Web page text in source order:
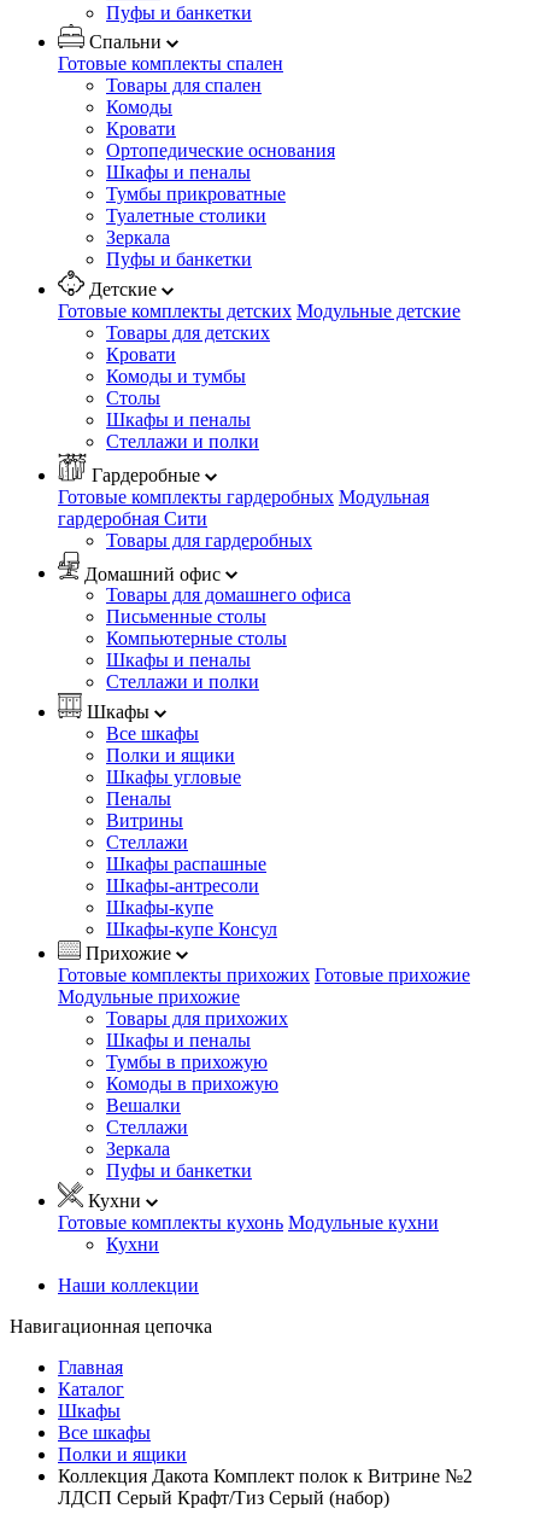
Пуфы и банкетки
Спальни
Готовые комплекты спален
Товары для спален
Комоды
Кровати
Ортопедические основания
Шкафы и пеналы
Тумбы прикроватные
Туалетные столики
Зеркала
Пуфы и банкетки
Детские
Готовые комплекты детских Модульные детские
Товары для детских
Кровати
Комоды и тумбы
Столы
Шкафы и пеналы
Стеллажи и полки
Гардеробные
Готовые комплекты гардеробных Модульная
гардеробная Сити
Товары для гардеробных
Домашний офис
Товары для домашнего офиса
Письменные столы
Компьютерные столы
Шкафы и пеналы
Стеллажи и полки
Шкафы
Все шкафы
Полки и ящики
Шкафы угловые
Пеналы
Витрины
Стеллажи
Шкафы распашные
Шкафы-антресоли
Шкафы-купе
Шкафы-купе Консул
Прихожие
Готовые комплекты прихожих Готовые прихожие
Модульные прихожие
Товары для прихожих
Шкафы и пеналы
Тумбы в прихожую
Комоды в прихожую
Вешалки
Стеллажи
Зеркала
Пуфы и банкетки
Кухни
Готовые комплекты кухонь Модульные кухни
Кухни
Наши коллекции
Навигационная цепочка
Главная
Каталог
Шкафы
Все шкафы
Полки и ящики
Коллекция Дакота Комплект полок к Витрине №2
ЛДСП Серый Крафт/Тиз Серый (набор)